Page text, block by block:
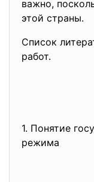
важно,
этой страны.
Список
работ.
1. Понятие
режима